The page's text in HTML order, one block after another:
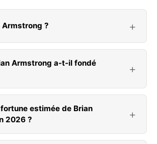
Armstrong ?
Armstrong a-t-il fondé
estimée de Brian
2026 ?